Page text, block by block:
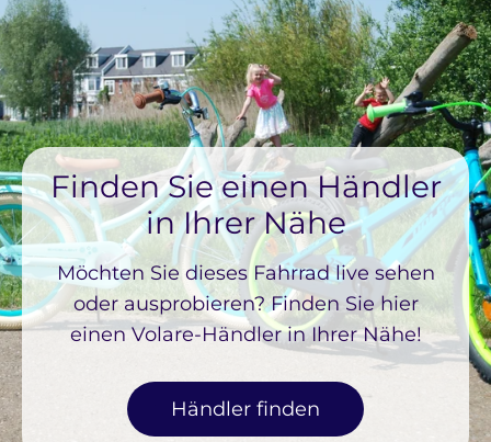
Finden Sie einen Händler
in Ihrer Nähe
Möchten Sie dieses Fahrrad live sehen
oder ausprobieren? Finden Sie hier
einen Volare-Händler in Ihrer Nähe!
Händler finden